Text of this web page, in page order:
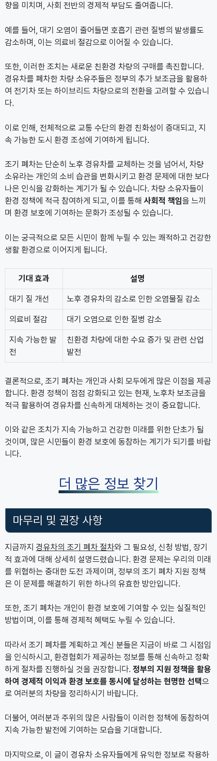
향을 미치며, 사회 전반의 경제적 부담도 줄여줍니다.
예를 들어, 대기 오염이 줄어들면 호흡기 관련 질병의 발생률도
감소하며, 이는 의료비 절감으로 이어질 수 있습니다.
또한, 이러한 조치는 새로운 친환경 차량의 구매를 촉진합니다.
경유차를 폐차한 차량 소유주들은 정부의 추가 보조금을 활용하
여 전기차 또는 하이브리드 차량으로의 전환을 고려할 수 있습니
다.
이로 인해, 전체적으로 교통 수단의 환경 친화성이 증대되고, 지
속 가능한 도시 환경 조성에 기여하게 됩니다.
조기 폐차는 단순히 노후 경유차를 교체하는 것을 넘어서, 차량
소유라는 개인의 소비 습관을 변화시키고 환경 문제에 대한 보다
나은 인식을 강화하는 계기가 될 수 있습니다. 차량 소유자들이
환경 정책에 적극 참여하게 되고, 이를 통해 사회적 책임을 느끼
며 환경 보호에 기여하는 문화가 조성될 수 있습니다.
이는 궁극적으로 모든 시민이 함께 누릴 수 있는 쾌적하고 건강한
생활 환경으로 이어지게 됩니다.
기대 효과 설명
대기 질 개선 노후 경유차의 감소로 인한 오염물질 감소
의료비 절감 대기 오염으로 인한 질병 감소
지속 가능한 발
전
친환경 차량에 대한 수요 증가 및 관련 산업
발전
결론적으로, 조기 폐차는 개인과 사회 모두에게 많은 이점을 제공
합니다. 환경 정책이 점점 강화되고 있는 현재, 노후차 보조금을
적극 활용하여 경유차를 신속하게 대체하는 것이 중요합니다.
이와 같은 조치가 지속 가능하고 건강한 미래를 위한 단초가 될
것이며, 많은 시민들이 환경 보호에 동참하는 계기가 되기를 바랍
니다.
더 많은 정보 찾기
마무리 및 권장 사항
지금까지 경유차의 조기 폐차 절차와 그 필요성, 신청 방법, 장기
적 효과에 대해 상세히 설명드렸습니다. 환경 문제는 우리의 미래
를 위협하는 중대한 도전 과제이며, 정부의 조기 폐차 지원 정책
은 이 문제를 해결하기 위한 하나의 유효한 방안입니다.
또한, 조기 폐차는 개인이 환경 보호에 기여할 수 있는 실질적인
방법이며, 이를 통해 경제적 혜택도 누릴 수 있습니다.
따라서 조기 폐차를 계획하고 계신 분들은 지금이 바로 그 시점임
을 인식하시고, 환경협회가 제공하는 정보를 통해 신속하고 정확
하게 절차를 진행하실 것을 권장합니다. 정부의 지원 정책을 활용
하여 경제적 이익과 환경 보호를 동시에 달성하는 현명한 선택으
로 여러분의 차량을 정리하시기 바랍니다.
더불어, 여러분과 주위의 많은 사람들이 이러한 정책에 동참하여
지속 가능한 발전에 기여하는 모습을 기대합니다.
마지막으로, 이 글이 경유차 소유자들에게 유익한 정보로 작용하